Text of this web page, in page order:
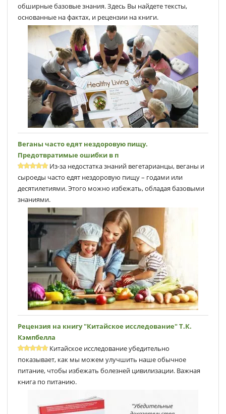
обширные базовые знания. Здесь Вы найдете тексты,
основанные на фактах, и рецензии на книги.
Веганы часто едят нездоровую пищу.
Предотвратимые ошибки в п
Из-за недостатка знаний вегетарианцы, веганы и
сыроеды часто едят нездоровую пищу – годами или
десятилетиями. Этого можно избежать, обладая базовыми
знаниями.
Рецензия на книгу "Китайское исследование" Т.К.
Кэмпбеллa
Китайское исследование убедительно
показывает, как мы можем улучшить наше обычное
питание, чтобы избежать болезней цивилизации. Важная
книга по питанию.